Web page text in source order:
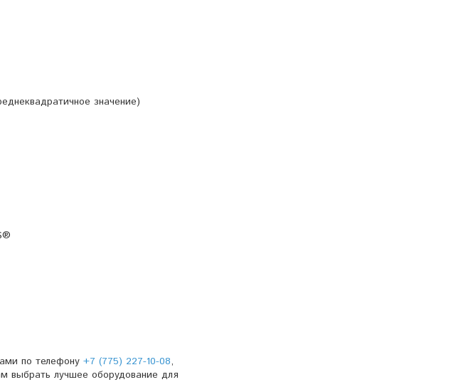
значение)
по телефону +7 (775) 227-10-08,
выбрать лучшее оборудование для